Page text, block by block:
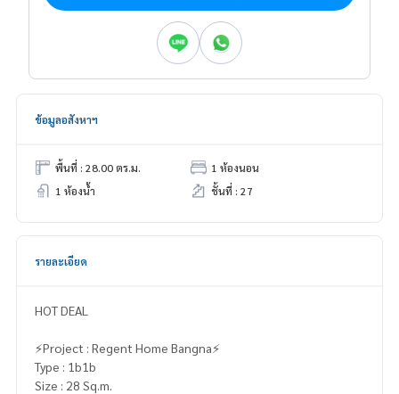
ข้อมูลอสังหาฯ
พื้นที่ : 28.00 ตร.ม.
1 ห้องนอน
1 ห้องน้ำ
ชั้นที่ : 27
รายละเอียด
HOT DEAL
⚡️Project : Regent Home Bangna⚡️
Type : 1b1b
Size : 28 Sq.m.